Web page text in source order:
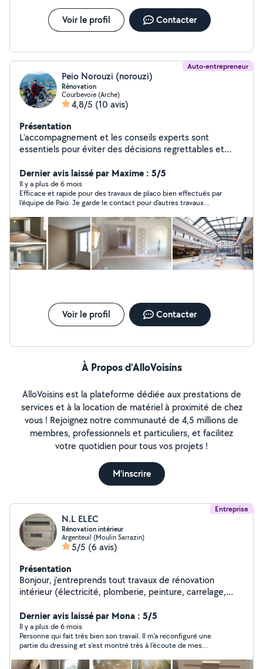
Voir le profil Contacter
Auto-entrepreneur
Peio Norouzi (norouzi)
Rénovation
Courbevoie (Arche)
4,8/5 (10 avis)
Présentation
L'accompagnement et les conseils experts sont
essentiels pour éviter des décisions regrettables et
vous assister dans tous vos projets. Que ce soit pour
l'aménagement intérieur, les travaux de peinture, la
pose de carrelage, les menuiseries, la maçonnerie,
l'isolation thermique, l'aménagement de combles, la
plomberie, la rénovation de salle de bain, la pose de
revêtements, l'installation électrique ou la décoration
intérieure, nous sommes à vos côtés.
Dernier avis laissé par Maxime : 5/5
Il y a plus de 6 mois
Efficace et rapide pour des travaux de placo bien effectués par
l’équipe de Paio. Je garde le contact pour d’autres travaux
Voir le profil Contacter
À Propos d’AlloVoisins
AlloVoisins est la plateforme dédiée aux prestations de
services et à la location de matériel à proximité de chez
vous ! Rejoignez notre communauté de 4,5 millions de
membres, professionnels et particuliers, et facilitez
votre quotidien pour tous vos projets !
M'inscrire
Entreprise
N.L ELEC
Rénovation intérieur
Argenteuil (Moulin Sarrazin)
5/5 (6 avis)
Présentation
Bonjour, j'entreprends tout travaux de rénovation
intérieur (électricité, plomberie, peinture, carrelage,
Dernier avis laissé par Mona : 5/5
Il y a plus de 6 mois
Personne qui fait très bien son travail. Il m’a reconfiguré une
partie du dressing et s’est montré très à l’écoute de mes